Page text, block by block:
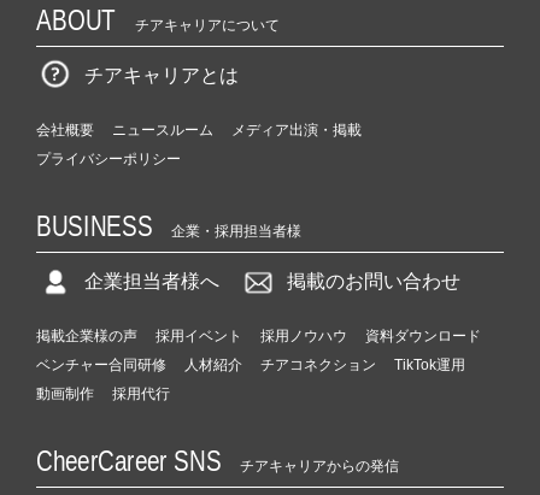
ABOUT チアキャリアについて
チアキャリアとは
会社概要 ニュースルーム
メディア出演・掲載
プライバシーポリシー
BUSINESS 企業・採用担当者様
企業担当者様へ 掲載のお問い合わせ
掲載企業様の声 採用イベント 採用ノウハウ
資料ダウンロード
ベンチャー合同研修
人材紹介 チアコネクション
TikTok運用
動画制作
採用代行
CheerCareer SNS チアキャリアからの発信